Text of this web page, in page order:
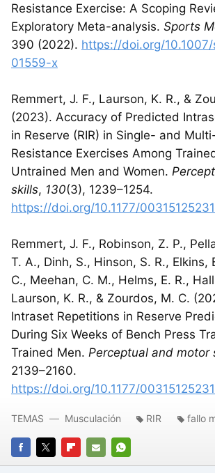
Resistance Exercise: A Scoping
Exploratory Meta-analysis. Sports
390 (2022). https://doi.org/
01559-x
Remmert, J. F., Laurson, K. R., &
(2023). Accuracy of Predicted
in Reserve (RIR) in Single- and
Resistance Exercises Among
Untrained Men and Women.
skills, 130(3), 1239–1254.
https://doi.org/10.1177/
Remmert, J. F., Robinson, Z. P.,
T. A., Dinh, S., Hinson, S. R., Elkins,
C., Meehan, C. M., Helms, E. R.,
Laurson, K. R., & Zourdos, M. C.
Intraset Repetitions in Reserve
During Six Weeks of Bench Press
Trained Men. Perceptual and motor
2139–2160.
https://doi.org/10.1177/
FACEBOOK
TWITTERFLIPBOARD
E-
WHATSAPP
TEMAS Musculación RIR fallo